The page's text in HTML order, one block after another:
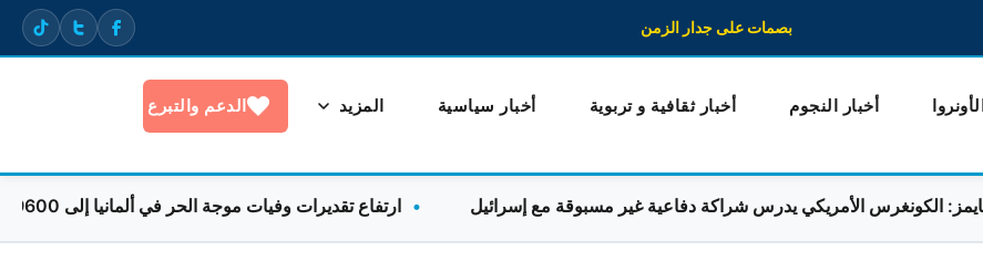
بصمات على جدار الزمن
أخبار النجوم أخبار ثقافية و تربوية أخبار سياسية المزيد الدعم والتبرع
الأمريكي يدرس شراكة دفاعية غير مسبوقة مع إسرائيل ارتفاع تقديرات وفيات موجة الحر في ألمانيا إلى 9600 خلال أسبوع واحد